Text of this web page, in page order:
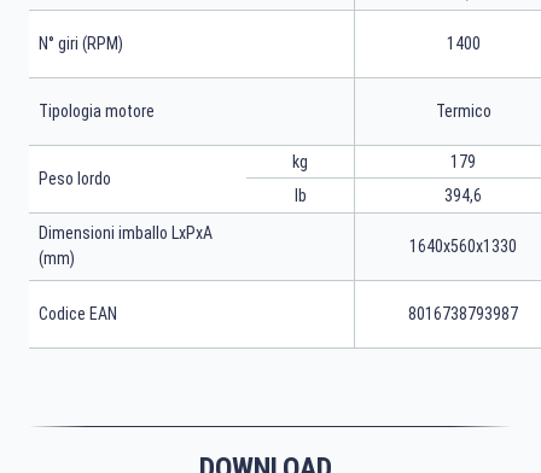
N° giri (RPM) 1400
Tipologia motore Termico
Peso lordo
kg
lb
179
394,6
Dimensioni imballo LxPxA
(mm)
1640x560x1330
Codice EAN 8016738793987